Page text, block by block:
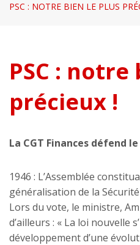
PSC : NOTRE BIEN LE PLUS
PSC :
précieux !
La CGT Finances défend
1946 : L’Assemblée
généralisation de la
Lors du vote, le ministre,
d’ailleurs : « La loi nouvelle
développement d’une